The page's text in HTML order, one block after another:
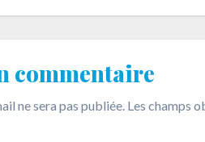
commentaire
ne sera pas publiée. Les champs